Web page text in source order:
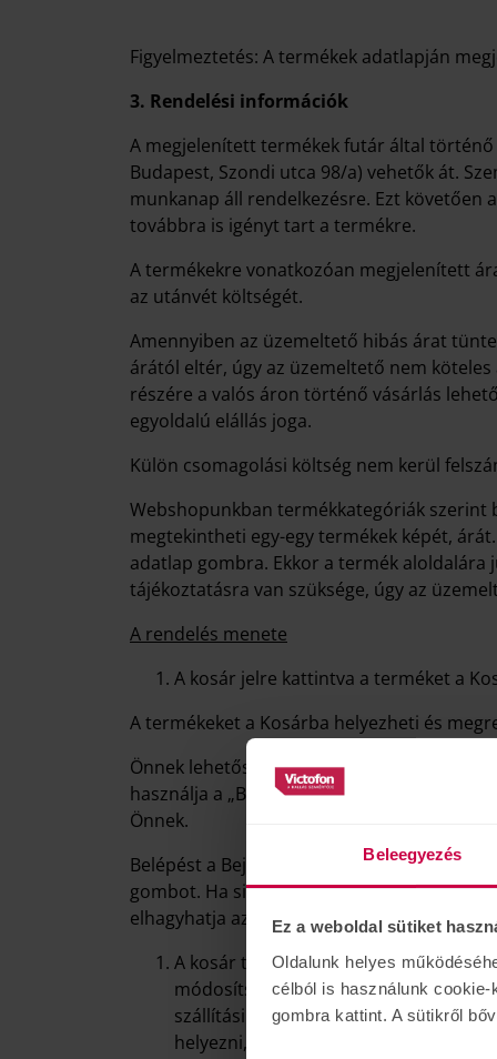
Beleegyezés
Ez a weboldal sütiket
Oldalunk helyes
célból is használunk
gombra kattint. A sütikről
Figyelmeztetés: A termékek adatlapján
3. Rendelési információk
A megjelenített termékek futár által történő
Budapest, Szondi utca 98/a) vehetők át.
munkanap áll rendelkezésre. Ezt
továbbra is igényt tart a termékre.
A termékekre vonatkozóan megjelenített
az utánvét költségét.
Amennyiben az üzemeltető hibás árat
árától eltér, úgy az üzemeltető nem
részére a valós áron történő vásárlás
egyoldalú elállás joga.
Külön csomagolási költség nem kerül
Webshopunkban termékkategóriák szerint
megtekintheti egy-egy termékek képét,
adatlap gombra. Ekkor a termék
tájékoztatásra van szüksége, úgy az
A rendelés menete
A kosár jelre kattintva a terméket a
A termékeket a Kosárba helyezheti és
Önnek lehetősége van regisztrálnia, így
használja a „Bejelentkezés / Elfelejtette
Önnek.
Belépést a Bejelentkezés menüpont
gombot. Ha sikeres a belépés, akkor
elhagyhatja az áruházat.
A kosár tartalmát a Kosár menüpont
módosítsa, hogy a kosárba tett
szállítási módot, illetve törölheti az
helyezni, válassza a „Vásárlás